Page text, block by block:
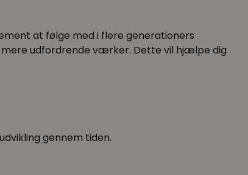
at følge med i flere generationers
mere udfordrende værker. Dette vil hjælpe dig
gennem tiden.